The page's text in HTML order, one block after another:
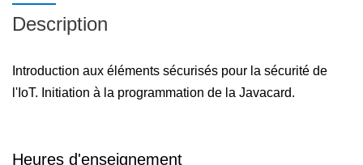
Description
Introduction aux éléments sécurisés pour la sécurité de
l'IoT. Initiation à la programmation de la Javacard.
Heures d'enseignement